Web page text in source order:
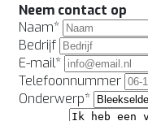
Neem contact op
Naam*
Bedrijf
E-mail*
Telefoonnummer
Onderwerp*